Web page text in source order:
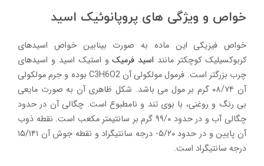
خواص و ویژگی های پروپانوئیک اسید
خواص فیزیکی این ماده به صورت بینابین خواص اسیدهای
کربوکسیلیک کوچکتر مانند اسید فرمیکو استیک اسید و اسیدهای
چرب بزرگتر است. فرمول مولکولی آن C3H6O2 بوده و جرم مولکولی
آن ۰۸/۷۴ گرم بر مول می باشد. شکل ظاهری آن به صورت مایعی
بی رنگ و روغنی، با بوی تند و نامطبوع است. چگالی آن در حدود
چگالی آب و در حدود ۹۹/۰ گرم بر سانتیمتر مکعب است. نقطه ذوب
آن پایین و در حدود ۵/۲۰- درجه سانتیگراد و نقطه جوش آن ۱۵/۱۴۱
درجه سانتیگراد است.